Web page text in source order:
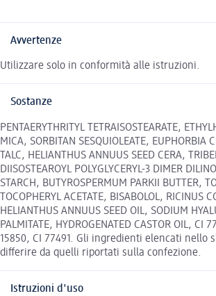
Avvertenze
Utilizzare solo in conformità alle istruzioni.
Sostanze
PENTAERYTHRITYL TETRAISOSTEARATE,
MICA, SORBITAN SESQUIOLEATE, EUPHORBIA
TALC, HELIANTHUS ANNUUS SEED CERA,
DIISOSTEAROYL POLYGLYCERYL-3 DIMER
STARCH, BUTYROSPERMUM PARKII BUTTER,
TOCOPHERYL ACETATE, BISABOLOL, RICINUS
HELIANTHUS ANNUUS SEED OIL, SODIUM
PALMITATE, HYDROGENATED CASTOR OIL, CI
15850, CI 77491. Gli ingredienti elencati nello
differire da quelli riportati sulla confezione.
Istruzioni d'uso